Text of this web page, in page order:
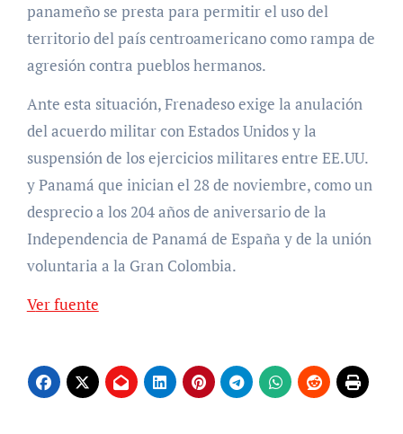
panameño se presta para permitir el uso del
territorio del país centroamericano como rampa de
agresión contra pueblos hermanos.
Ante esta situación, Frenadeso exige la anulación
del acuerdo militar con Estados Unidos y la
suspensión de los ejercicios militares entre EE.UU.
y Panamá que inician el 28 de noviembre, como un
desprecio a los 204 años de aniversario de la
Independencia de Panamá de España y de la unión
voluntaria a la Gran Colombia.
Ver fuente